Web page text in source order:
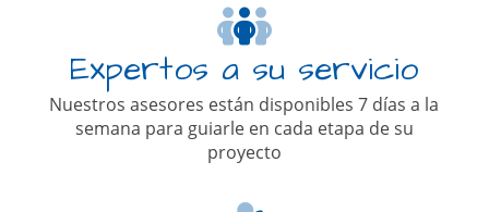
Expertos a su servicio
Nuestros asesores están disponibles 7 días a la
semana para guiarle en cada etapa de su
proyecto